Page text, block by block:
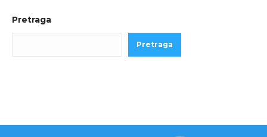
Pretraga
Pretraga